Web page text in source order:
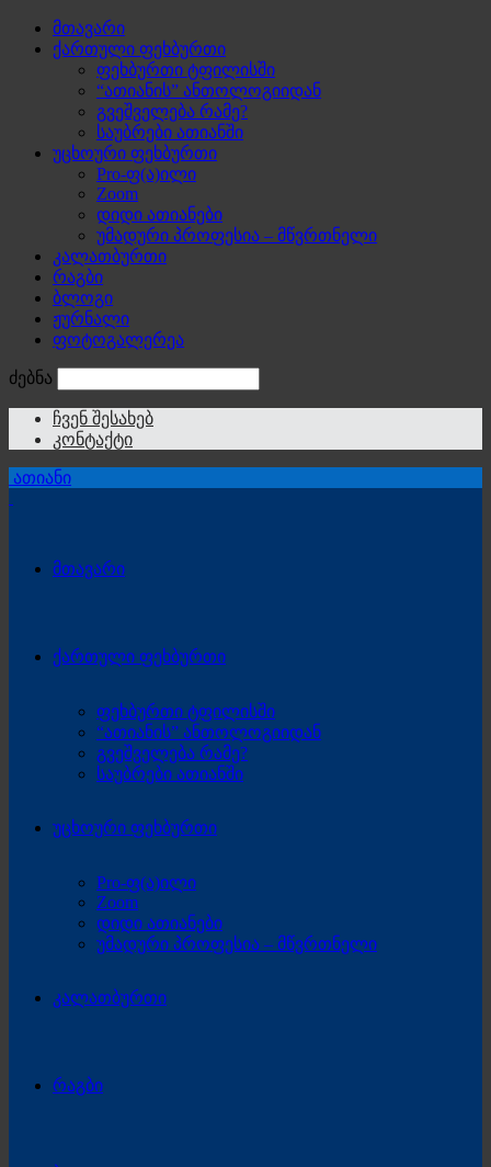
მთავარი
ქართული ფეხბურთი
ფეხბურთი ტფილისში
“ათიანის” ანთოლოგიიდან
გვეშველება რამე?
საუბრები ათიანში
უცხოური ფეხბურთი
Pro-ფ(ა)ილი
Zoom
დიდი ათიანები
უმადური პროფესია – მწვრთნელი
კალათბურთი
რაგბი
ბლოგი
ჟურნალი
ფოტოგალერეა
ძებნა
ჩვენ შესახებ
კონტაქტი
ათიანი
მთავარი
ქართული ფეხბურთი
ფეხბურთი ტფილისში
“ათიანის” ანთოლოგიიდან
გვეშველება რამე?
საუბრები ათიანში
უცხოური ფეხბურთი
Pro-ფ(ა)ილი
Zoom
დიდი ათიანები
უმადური პროფესია – მწვრთნელი
კალათბურთი
რაგბი